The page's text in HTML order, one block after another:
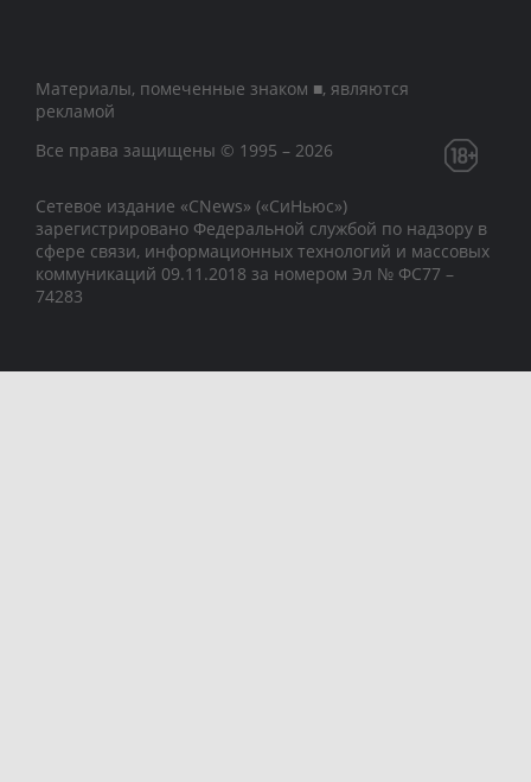
Материалы, помеченные знаком ■, являются
рекламой
Все права защищены © 1995 – 2026
Сетевое издание «CNews» («СиНьюс»)
зарегистрировано Федеральной службой по надзору в
сфере связи, информационных технологий и массовых
коммуникаций 09.11.2018 за номером Эл № ФС77 –
74283